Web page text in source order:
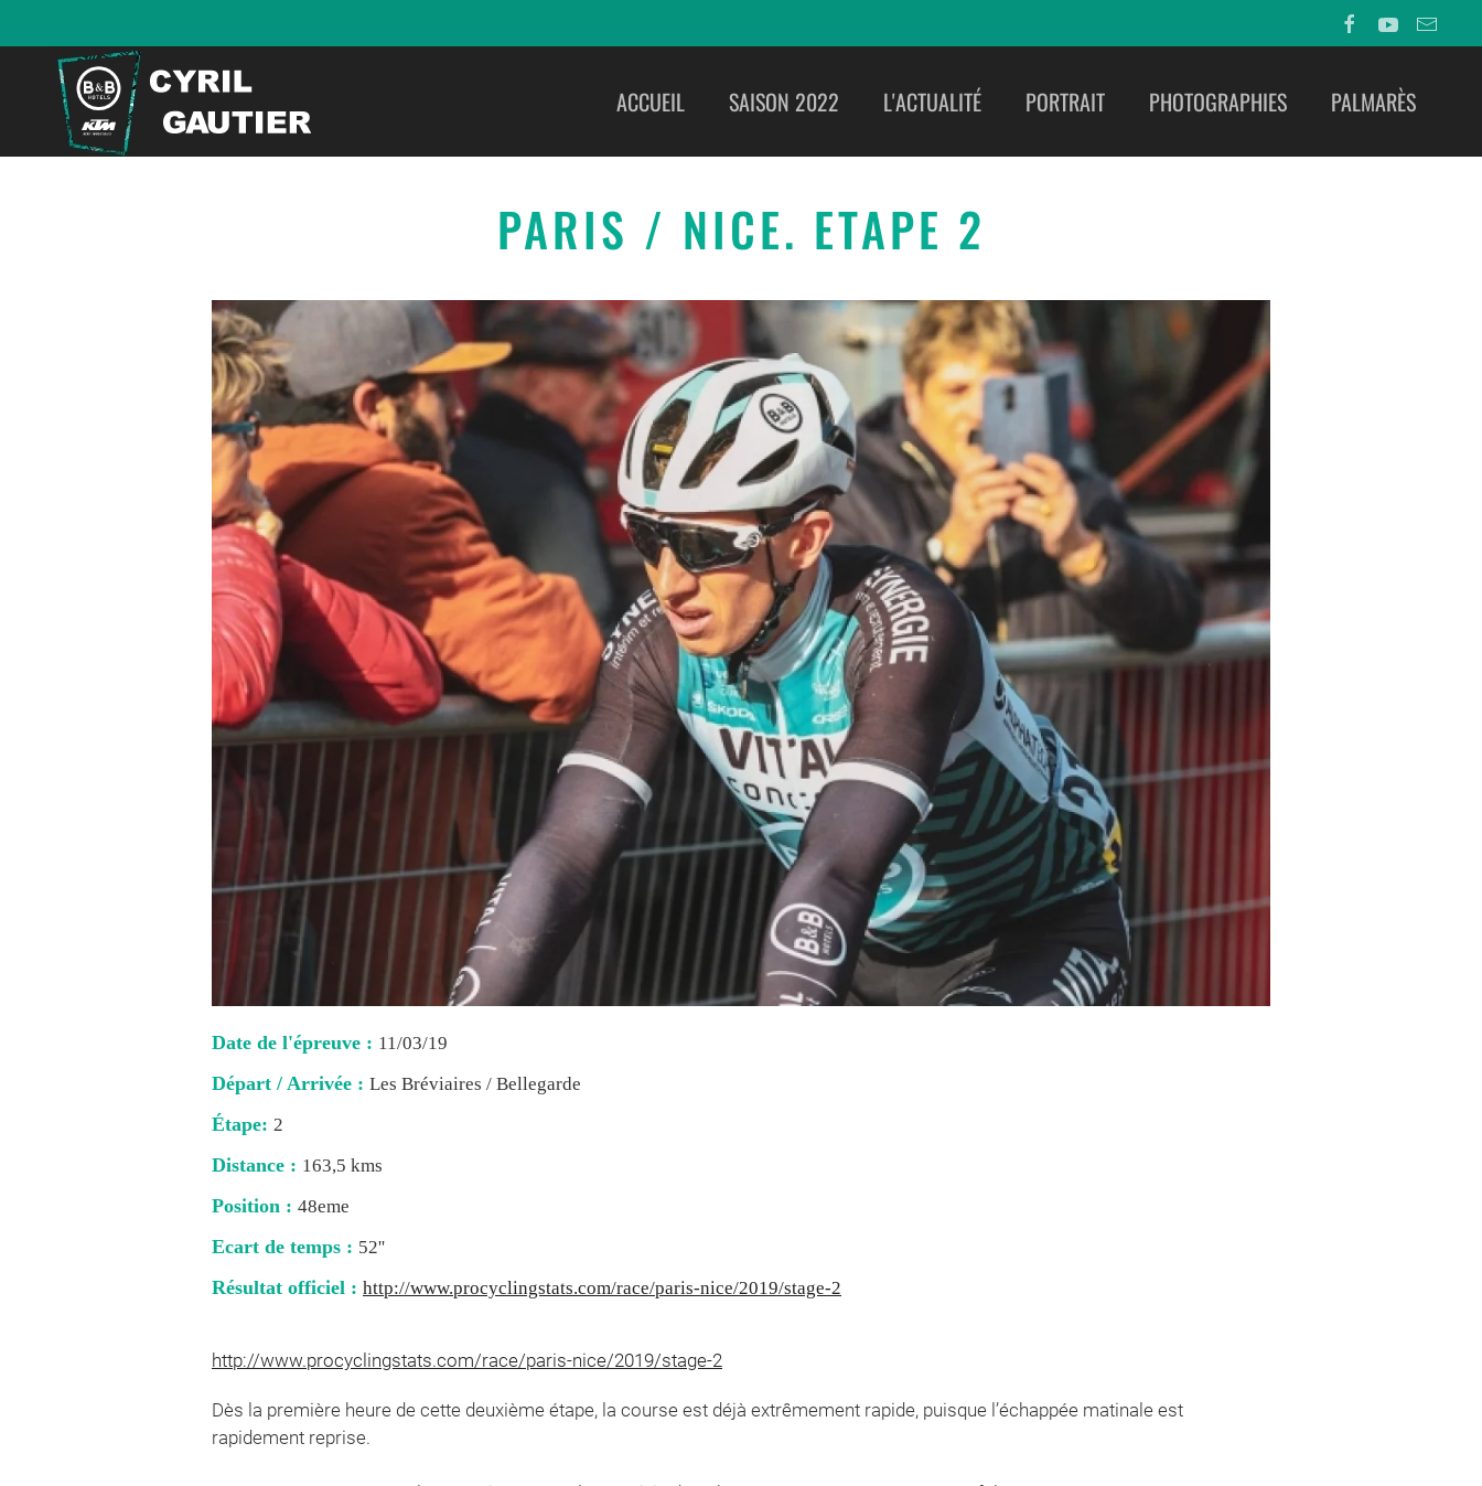
ACCUEIL SAISON 2022 L'ACTUALITÉ PORTRAIT PHOTOGRAPHIES PALMARÈS
PARIS / NICE. ETAPE 2
Date de l'épreuve : 11/03/19
Départ / Arrivée : Les Bréviaires / Bellegarde
Étape: 2
Distance : 163,5 kms
Position : 48eme
Ecart de temps : 52''
Résultat officiel : http://www.procyclingstats.com/race/paris-nice/2019/stage-2
http://www.procyclingstats.com/race/paris-nice/2019/stage-2
Dès la première heure de cette deuxième étape, la course est déjà extrêmement rapide, puisque l’échappée matinale est
rapidement reprise.